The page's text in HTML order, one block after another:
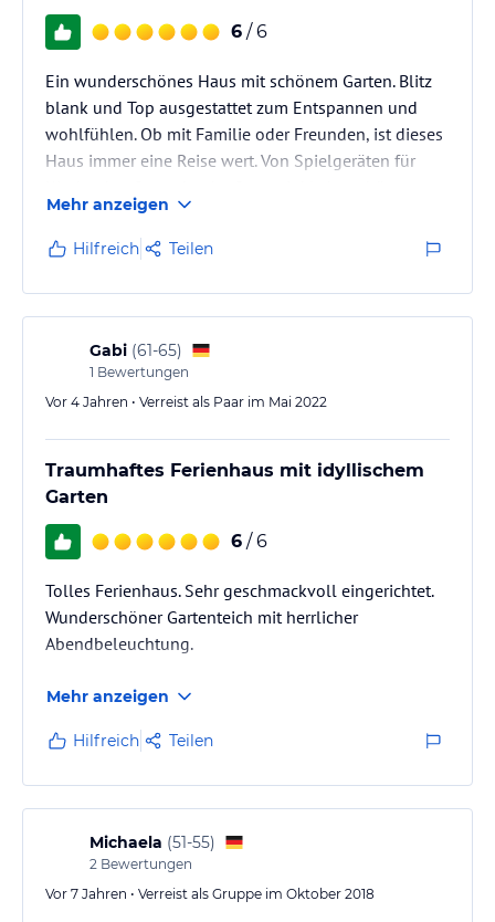
große, hochwertig und vollständig ausgestattete Küche
2 Terrassen
Grundstück: rund 700 qm: große Spiel-/Liegewiese, Teich,
Sonnenterrasse, Gartenhäuschen
für Kinder geeignet (Babybett, Hochstuhl, Babygeschirr)
Hinweis: Allgemeine und unverbindliche
Hoteliers-/Veranstalter-/Kataloginformationen. Alle Angaben
ohne Gewähr und ohne Prüfung durch HolidayCheck. Bitte
lies vor der Buchung die verbindlichen
des
jeweiligen Veranstalters.
6 / 6
Ein wunderschönes Haus mit schönem Garten. Blitz
blank und Top ausgestattet zum Entspannen und
wohlfühlen. Ob mit Familie oder Freunden, ist dieses
Haus immer eine Reise wert. Von Spielgeräten für
Bäder innen, sowie eine großzügige Küche mit
Wohnraum und nett eingerichteten Schlafzimmern,
alles ist vorhanden. Einfach toll !
Mehr anzeigen
Hilfreich Teilen
Gabi (61-65)
1 Bewertungen
Vor 4 Jahren • Verreist als Paar im Mai 2022
Traumhaftes Ferienhaus mit idyllischem
Garten
6 / 6
Tolles Ferienhaus. Sehr geschmackvoll eingerichtet.
Wunderschöner Gartenteich mit herrlicher
Abendbeleuchtung.
Mehr anzeigen
Hilfreich Teilen
Michaela (51-55)
2 Bewertungen
Vor 7 Jahren • Verreist als Gruppe im Oktober 2018